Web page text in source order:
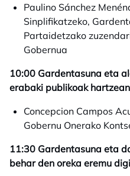
Paulino Sánchez
Sinplifikatzeko,
Partaidetzako
Gobernua
10:00 Gardentasuna eta
erabaki publikoak hartzean
Concepcion Campos
Gobernu Onerako
11:30 Gardentasuna eta
behar den oreka eremu